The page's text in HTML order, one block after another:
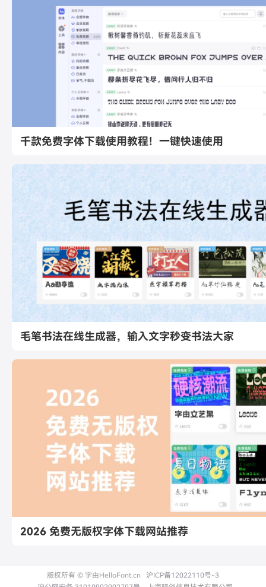
千款免费字体下载使用教程！一键快速使用
毛笔书法在线生成器，输入文字秒变书法大家
2026 免费无版权字体下载网站推荐
版权所有 © 字由HelloFont.cn
沪ICP备12022110号-3